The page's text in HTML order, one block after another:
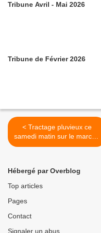
Tribune Avril - Mai 2026
Tribune de Février 2026
< Tractage pluvieux ce
samedi matin sur le marché
d’Arras, dans la bonne
Hébergé par Overblog
Top articles
Pages
Contact
Signaler un abus